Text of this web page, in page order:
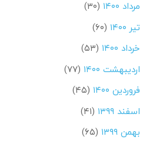
مرداد ۱۴۰۰
(۳۰)
تیر ۱۴۰۰
(۶۰)
خرداد ۱۴۰۰
(۵۳)
اردیبهشت ۱۴۰۰
(۷۷)
فروردین ۱۴۰۰
(۴۵)
اسفند ۱۳۹۹
(۴۱)
بهمن ۱۳۹۹
(۶۵)